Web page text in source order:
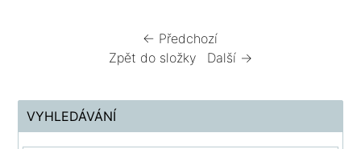
← Předchozí
Zpět do složky
Další →
VYHLEDÁVÁNÍ